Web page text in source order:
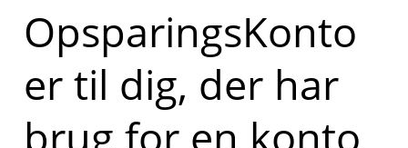
OpsparingsKonto
er til dig, der har
brug for en konto